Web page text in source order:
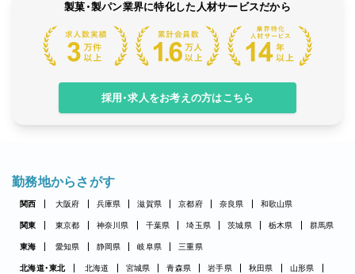
製菓・製パン業界に特化した人材サービスだから
採用・求人をお考えの方はこちら
勤務地からさがす
関西 大阪府 兵庫県 滋賀県 京都府 奈良県 和歌山県
関東 東京都 神奈川県 千葉県 埼玉県 茨城県 栃木県 群馬県
東海 愛知県 静岡県 岐阜県 三重県
北海道・東北 北海道 宮城県 青森県 岩手県 秋田県
山形県